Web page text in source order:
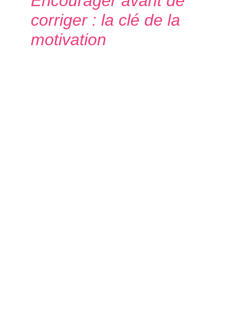
corriger : la clé de la
motivation